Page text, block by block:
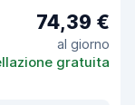
74,39 €
al giorno
gratuita